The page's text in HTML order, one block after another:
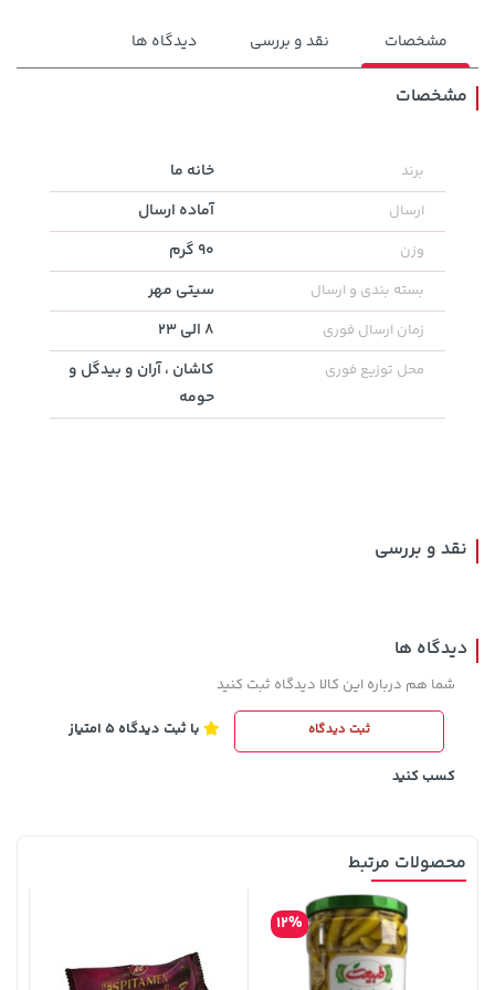
2,729,000 تومان
242,000 تومان
244,000
19,879,000 تومان خرید
3,230,000 تومان
مشخصات نقد و بررسی دیدگاه ها
مشخصات
برند خانه ما
ارسال آماده ارسال
وزن 90 گرم
بسته بندی و ارسال سیتی مهر
زمان ارسال فوری 8 الی 23
محل توزیع فوری
کاشان ، آران و بیدگل و
حومه
نقد و بررسی
دیدگاه ها
شما هم درباره این کالا دیدگاه ثبت کنید
ثبت دیدگاه با ثبت دیدگاه 5 امتیاز
کسب کنید
محصولات مرتبط
12%